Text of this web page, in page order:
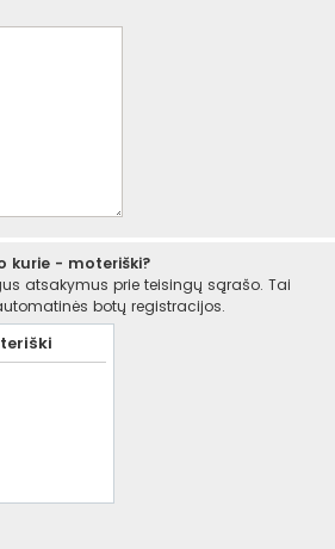
kurie - moteriški?
atsakymus prie teisingų sąrašo. Tai
botų registracijos.